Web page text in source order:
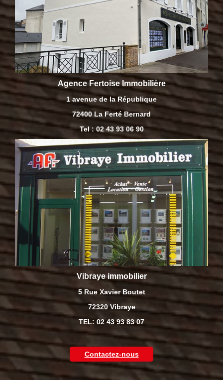
Agence Fertoise Immobilière
1 avenue de la République
72400 La Ferté Bernard
Tel : 02 43 93 06 90
Vibraye immobilier
5 Rue Xavier Boutet
72320 Vibraye
TEL: 02 43 93 83 07
Contactez-nous